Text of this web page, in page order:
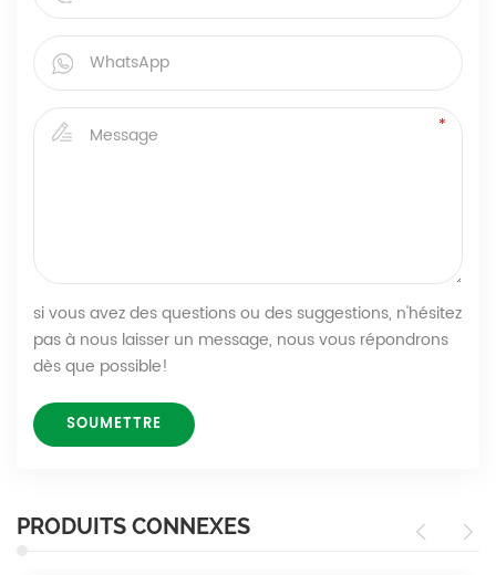
si vous avez des questions ou des suggestions, n'hésitez
pas à nous laisser un message, nous vous répondrons
dès que possible!
PRODUITS CONNEXES